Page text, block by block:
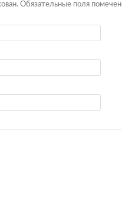
Обязательные поля